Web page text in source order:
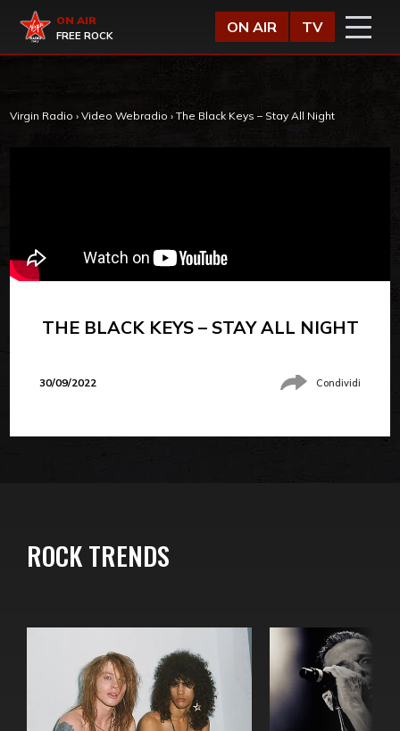
Virgin Radio
ON AIR
FREE ROCK
ON AIR TV
Virgin Radio › Video Webradio › The Black Keys – Stay All Night
THE BLACK KEYS – STAY ALL NIGHT
30/09/2022 Condividi
ROCK TRENDS